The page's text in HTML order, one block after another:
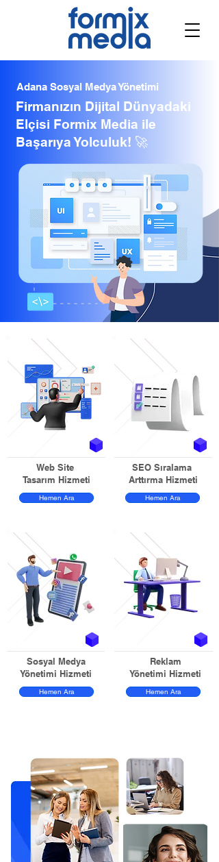
Adana Sosyal Medya Yönetimi
Firmanızın Dijital Dünyadaki
Elçisi Formix Media ile
Başarıya Yolculuk! 🚀
Web Site
Tasarım Hizmeti
Hemen Ara
SEO Sıralama
Arttırma Hizmeti
Hemen Ara
Sosyal Medya
Yönetimi Hizmeti
Hemen Ara
Reklam
Yönetimi Hizmeti
Hemen Ara